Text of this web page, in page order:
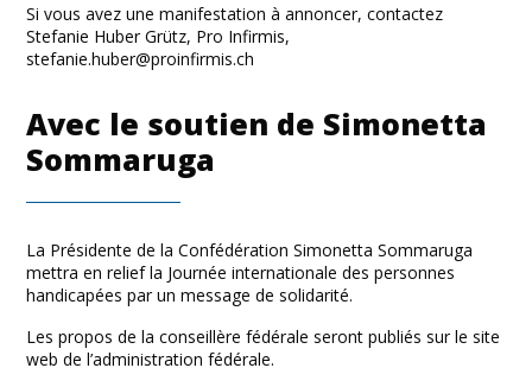
Si vous avez une manifestation à annoncer, contactez
Stefanie Huber Grütz, Pro Infirmis,
stefanie.huber@proinfirmis.ch
Avec le soutien de Simonetta
Sommaruga
La Présidente de la Confédération Simonetta Sommaruga
mettra en relief la Journée internationale des personnes
handicapées par un message de solidarité.
Les propos de la conseillère fédérale seront publiés sur le site
web de l’administration fédérale.